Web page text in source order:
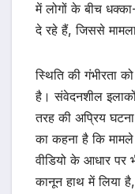
में लोगों के बीच
दे रहे हैं, जिससे
स्थिति की गंभीरता
है। संवेदनशील इलाकों
तरह की अप्रिय
का कहना है कि
वीडियो के आधार पर
कानून हाथ में लिया